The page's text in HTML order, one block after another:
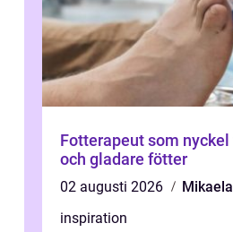
Fotterapeut som
och gladare fötter
02 augusti 2026
inspiration